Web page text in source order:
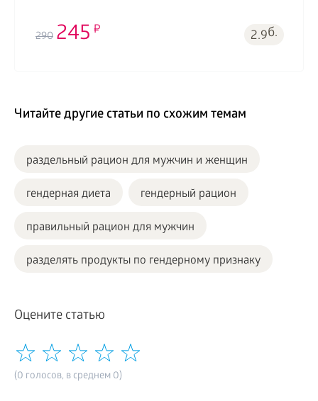
290 245 2.9б.
Читайте другие статьи по схожим темам
раздельный рацион для мужчин и женщин
гендерная диета гендерный рацион
правильный рацион для мужчин
разделять продукты по гендерному признаку
Оцените статью
(0 голосов, в среднем 0)